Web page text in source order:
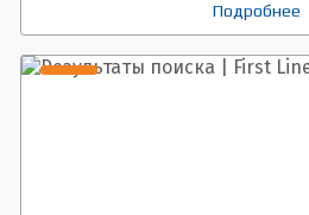
Подробнее